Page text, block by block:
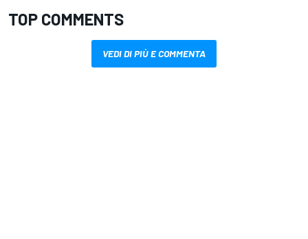
TOP COMMENTS
VEDI DI PIÙ E COMMENTA